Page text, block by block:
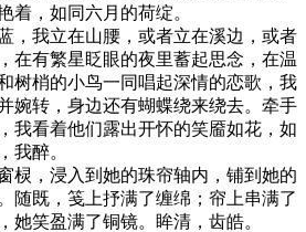
着，如同六月的荷绽。
，我立在山腰，或者立在溪边，或者
在有繁星眨眼的夜里蓄起思念，在温
树梢的小鸟一同唱起深情的恋歌，我
婉转，身边还有蝴蝶绕来绕去。牵手
我看着他们露出开怀的笑靥如花，如
我醉。
棂，浸入到她的珠帘轴内，铺到她的
随既，笺上抒满了缠绵；帘上串满了
她笑盈满了铜镜。眸清，齿皓。